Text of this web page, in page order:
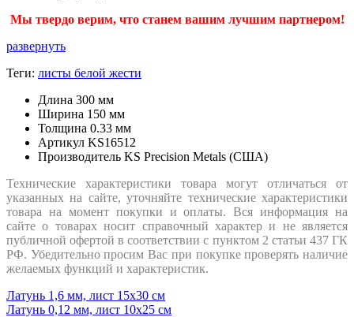
Мы твердо верим, что станем вашим лучшим партнером!
развернуть
Теги: листы белой жести
Длина 300 мм
Ширина 150 мм
Толщина 0.33 мм
Артикул KS16512
Производитель KS Precision Metals (США)
Технические характеристики товара могут отличаться от
указанных на сайте, уточняйте технические характеристики
товара на момент покупки и оплаты. Вся информация на
сайте о товарах носит справочный характер и не является
публичной офертой в соответствии с пунктом 2 статьи 437 ГК
РФ. Убедительно просим Вас при покупке проверять наличие
желаемых функций и характеристик.
Латунь 1,6 мм, лист 15х30 см
Латунь 0,12 мм, лист 10х25 см